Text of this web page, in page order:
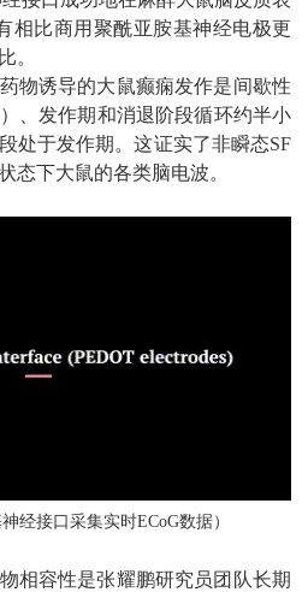
相比商用聚酰亚胺基神经电极更
。
物诱导的大鼠癫痫发作是间歇性
、发作期和消退阶段循环约半小
处于发作期。这证实了非瞬态SF
态下大鼠的各类脑电波。
经接口采集实时ECoG数据）
相容性是张耀鹏研究员团队长期